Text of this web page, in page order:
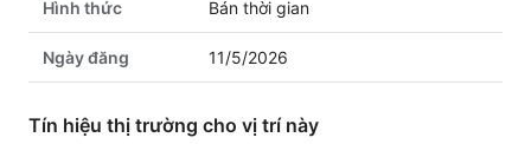
Hình thức Bán thời gian
Ngày đăng 11/5/2026
Tín hiệu thị trường cho vị trí này